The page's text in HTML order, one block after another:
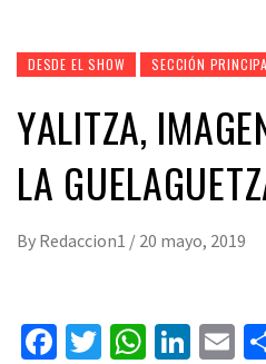
DESDE EL SHOW SECCIÓN
YALITZA,
LA
By Redaccion1 / 20 mayo, 2019
Facebook
Twitter